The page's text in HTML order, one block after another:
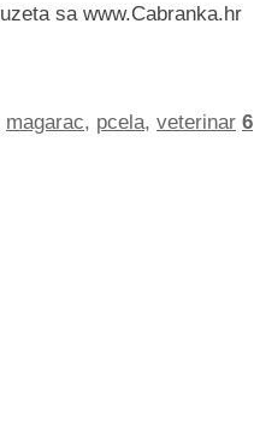
sa www.Cabranka.hr
magarac, pcela, veterinar 6